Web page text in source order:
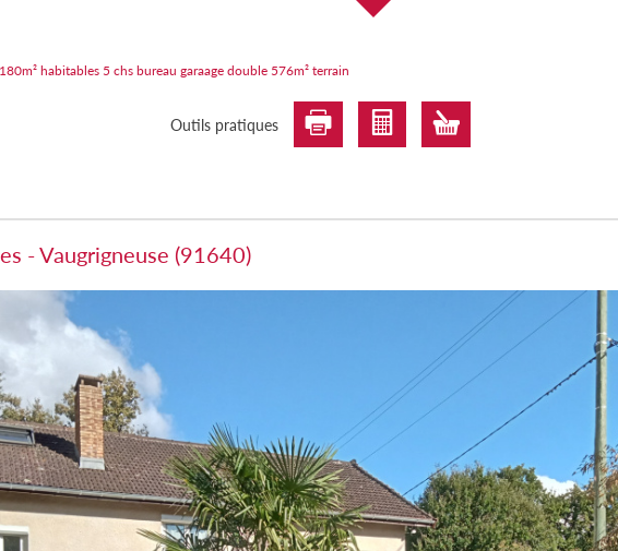
habitables 5 chs bureau garaage double 576m² terrain
Outils pratiques
- Vaugrigneuse (91640)